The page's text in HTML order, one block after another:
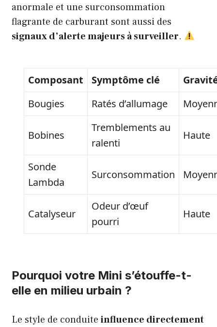
anormale et une surconsommation
flagrante de carburant sont aussi des
signaux d’alerte majeurs à surveiller.
Composant Symptôme clé
Bougies
Ratés d’allumage
Bobines
Tremblements au
ralenti
Haute
Sonde
Lambda
Surconsommation
Catalyseur
Odeur d’œuf
pourri
Haute
Pourquoi votre Mini s’étouffe-t-
elle en milieu urbain ?
Le style de conduite influence directement